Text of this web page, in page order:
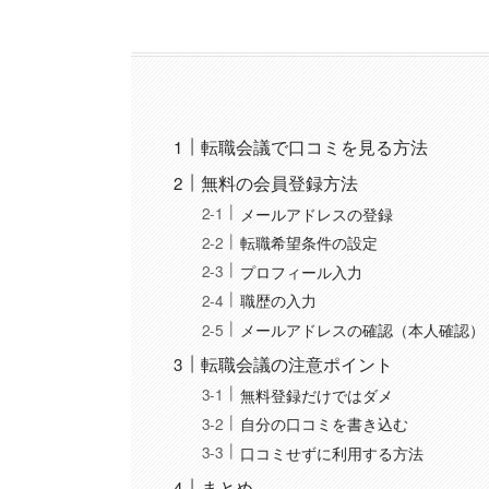
転職会議で口コミを見る方法
無料の会員登録方法
メールアドレスの登録
転職希望条件の設定
プロフィール入力
職歴の入力
メールアドレスの確認（本人確認）
転職会議の注意ポイント
無料登録だけではダメ
自分の口コミを書き込む
口コミせずに利用する方法